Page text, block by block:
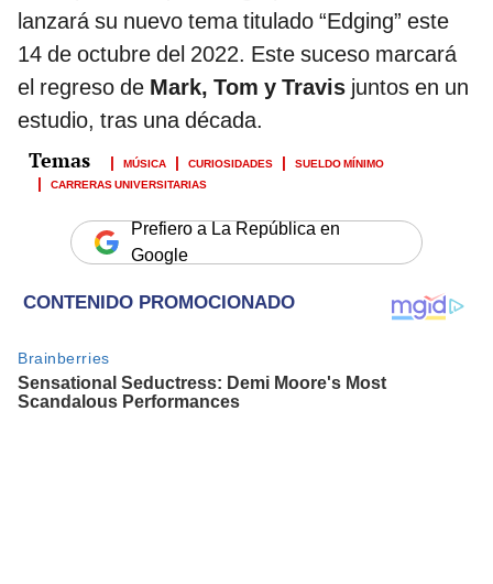
lanzará su nuevo tema titulado “Edging” este
14 de octubre del 2022. Este suceso marcará
el regreso de Mark, Tom y Travis juntos en un
estudio, tras una década.
MÚSICA CURIOSIDADES
SUELDO MÍNIMO
CARRERAS UNIVERSITARIAS
Prefiero a La República en
Google